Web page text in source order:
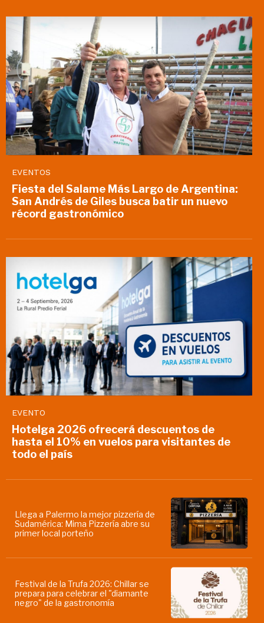
EVENTOS
Fiesta del Salame Más Largo de Argentina:
San Andrés de Giles busca batir un nuevo
récord gastronómico
EVENTO
Hotelga 2026 ofrecerá descuentos de
hasta el 10% en vuelos para visitantes de
todo el país
Llega a Palermo la mejor pizzería de
Sudamérica: Mima Pizzería abre su
primer local porteño
Festival de la Trufa 2026: Chillar se
prepara para celebrar el "diamante
negro" de la gastronomía